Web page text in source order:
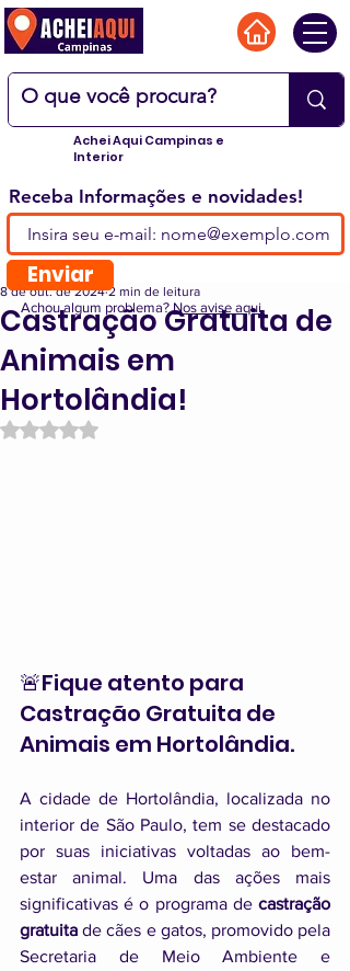
Achei Aqui Campinas e
Interior
Castração Gratuita de
Animais em
Hortolândia!
8 de out. de 2024 2 min de leitura
Avaliado com NaN de 5 estrelas.
🚨Fique atento para
Castração Gratuita de
Animais em Hortolândia.
A cidade de Hortolândia, localizada no
interior de São Paulo, tem se destacado
por suas iniciativas voltadas ao bem-
estar animal. Uma das ações mais
significativas é o programa de castração
gratuita de cães e gatos, promovido pela
Secretaria de Meio Ambiente e
Receba Informações e novidades!
Enviar
Achou algum problema?Nos avise aqui.